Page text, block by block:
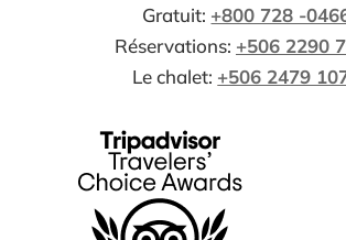
Gratuit: +800 728 -
Réservations: +506 2290
Le chalet: +506 2479